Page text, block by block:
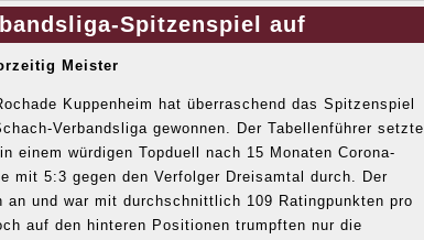
Spitzenspiel auf
Meister
Kuppenheim hat überraschend das Spitzenspiel
Verbandsliga gewonnen. Der Tabellenführer setzte
einem würdigen Topduell nach 15 Monaten Corona-
mit 5:3 gegen den Verfolger Dreisamtal durch. Der
und war mit durchschnittlich 109 Ratingpunkten pro
auf den hinteren Positionen trumpften nur die